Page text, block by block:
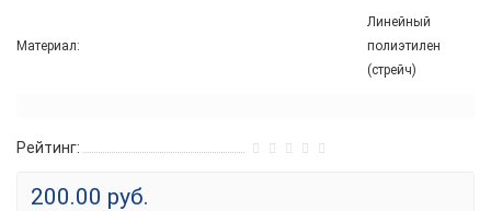
Материал:
Линейный
полиэтилен
(стрейч)
Рейтинг:
200.00 руб.